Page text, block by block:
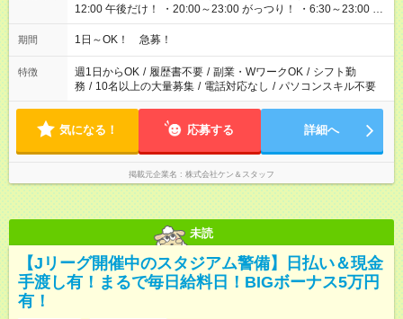
12:00 午後だけ！ ・20:00～23:00 がっつり！ ・6:30～23:00 ・
12:00～21:00 ・16:00～翌8:00 …etc ※時間曜日イベントによ
り異なります。
期間 1日～OK！ 急募！
特徴 週1日からOK / 履歴書不要 / 副業・WワークOK / シフト勤
務 / 10名以上の大量募集 / 電話対応なし / パソコンスキル不要
気になる！ 応募する 詳細へ
掲載元企業名 株式会社ケン＆スタッフ
未読
【Jリーグ開催中のスタジアム警備】日払い＆現金
手渡し有！まるで毎日給料日！BIGボーナス5万円
有！